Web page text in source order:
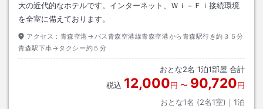
大の近代的なホテルです。インターネット、Ｗｉ－Ｆｉ接続環境
を全室に備えております。
アクセス： 青森空港→バス青森空港線青森空港から青森駅行き約３５分
青森駅下車→タクシー約５分
おとな2名 1泊1部屋 合計
税込 12,000円 〜 90,720円
おとな1名 (2名1室)｜ 1泊